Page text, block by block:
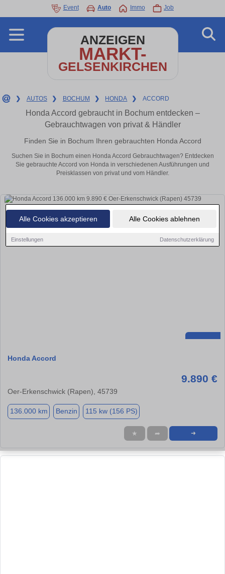
Alle Cookies akzeptieren Alle Cookies ablehnen
Einstellungen Datenschutzerklärung
Event Auto Immo Job
ANZEIGEN
MARKT-
GELSENKIRCHEN
❯ AUTOS ❯ BOCHUM ❯ HONDA ❯ ACCORD
Honda Accord gebraucht in Bochum entdecken –
Gebrauchtwagen von privat & Händler
Finden Sie in Bochum Ihren gebrauchten Honda Accord
Suchen Sie in Bochum einen Honda Accord Gebrauchtwagen? Entdecken
Sie gebrauchte Accord von Honda in verschiedenen Ausführungen und
Preisklassen von privat und vom Händler.
Honda Accord
9.890 €
Oer-Erkenschwick (Rapen), 45739
136.000 km Benzin 115 kw (156 PS)
★ ➦ ➜